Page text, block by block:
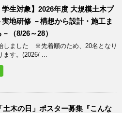
学生対象】2026年度 大規模土木プ
実地研修 －構想から設計・施工ま
（8/26～28）
しました ※先着順のため、20名となり
す。(2026/ ...
土木の日」ポスター募集『こんな